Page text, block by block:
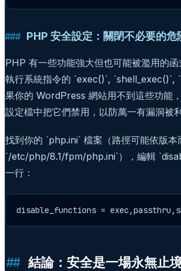
PHP 安全設定：關閉不必要的危
PHP 有一些功能強大但也可能被濫用的
執行系統指令的 `exec()`, `shell_exec()`,
果你的 WordPress 網站用不到這些功能
設定檔中把它們禁用，以防萬一有漏洞被利
找到你的 `php.ini` 檔案（路徑可能依版本
`/etc/php/8.1/fpm/php.ini`），編輯
一行：
disable_functions =
結論：安全是一場永無止